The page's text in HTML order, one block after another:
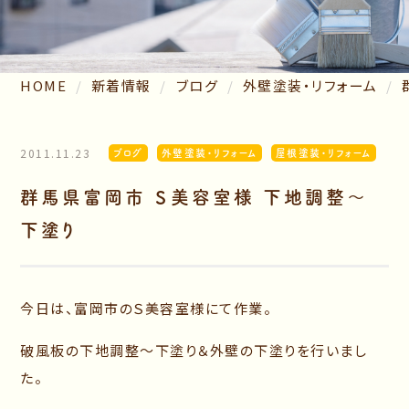
HOME 新着情報 ブログ 外壁塗装・リフォーム
2011.11.23 ブログ 外壁塗装・リフォーム 屋根塗装・リフォーム
群馬県富岡市 Ｓ美容室様 下地調整～
下塗り
今日は、富岡市のＳ美容室様にて作業。
破風板の下地調整～下塗り＆外壁の下塗りを行いまし
た。